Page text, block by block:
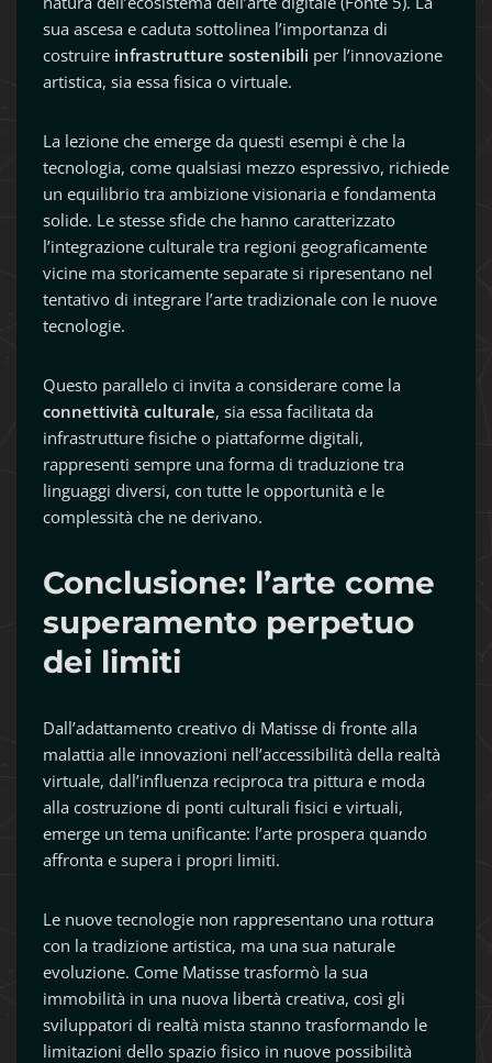
sua ascesa e caduta sottolinea l’importanza di
costruire infrastrutture sostenibili per l’innovazione
artistica, sia essa fisica o virtuale.
La lezione che emerge da questi esempi è che la
tecnologia, come qualsiasi mezzo espressivo, richiede
un equilibrio tra ambizione visionaria e fondamenta
solide. Le stesse sfide che hanno caratterizzato
l’integrazione culturale tra regioni geograficamente
vicine ma storicamente separate si ripresentano nel
tentativo di integrare l’arte tradizionale con le nuove
tecnologie.
Questo parallelo ci invita a considerare come la
connettività culturale, sia essa facilitata da
infrastrutture fisiche o piattaforme digitali,
rappresenti sempre una forma di traduzione tra
linguaggi diversi, con tutte le opportunità e le
complessità che ne derivano.
Conclusione: l’arte come
superamento perpetuo
dei limiti
Dall’adattamento creativo di Matisse di fronte alla
malattia alle innovazioni nell’accessibilità della realtà
virtuale, dall’influenza reciproca tra pittura e moda
alla costruzione di ponti culturali fisici e virtuali,
emerge un tema unificante: l’arte prospera quando
affronta e supera i propri limiti.
Le nuove tecnologie non rappresentano una rottura
con la tradizione artistica, ma una sua naturale
evoluzione. Come Matisse trasformò la sua
immobilità in una nuova libertà creativa, così gli
sviluppatori di realtà mista stanno trasformando le
limitazioni dello spazio fisico in nuove possibilità